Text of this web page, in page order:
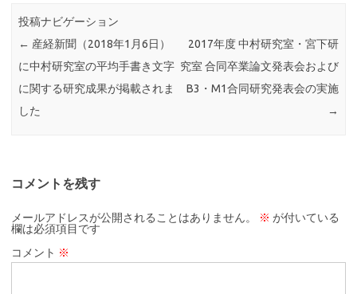
投稿ナビゲーション
← 産経新聞（2018年1月6日）
に中村研究室の平均手書き文字
に関する研究成果が掲載されま
した
2017年度 中村研究室・宮下研
究室 合同卒業論文発表会および
B3・M1合同研究発表会の実施
→
コメントを残す
メールアドレスが公開されることはありません。 ※ が付いている
欄は必須項目です
コメント ※